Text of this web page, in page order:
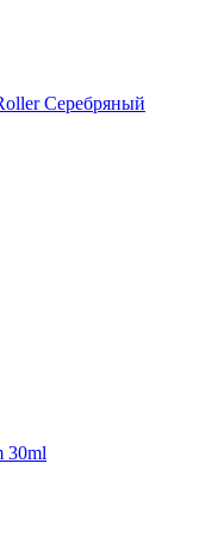
Серебряный
30ml